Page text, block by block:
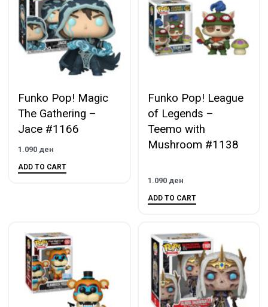
Funko Pop! Magic
The Gathering –
Jace #1166
1.090 ден
ADD TO CART
Funko Pop! League
of Legends –
Teemo with
Mushroom #1138
1.090 ден
ADD TO CART